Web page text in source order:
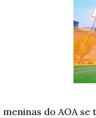
meninas do AOA